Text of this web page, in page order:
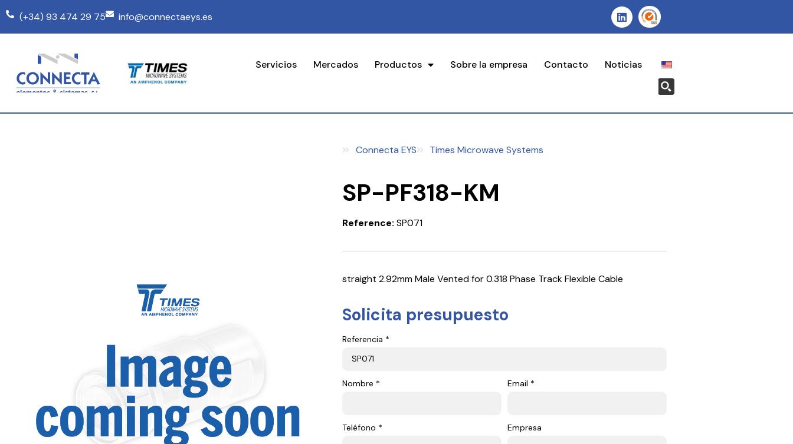
(+34) 93 474 29 75 info@connectaeys.es
Servicios Mercados Productos Sobre la empresa Contacto Noticias
Connecta EYS Times Microwave Systems
SP-PF318-KM
Reference: SP071
straight 2.92mm Male Vented for 0.318 Phase Track Flexible Cable
Solicita presupuesto
Referencia *
Nombre * Email *
Teléfono * Empresa